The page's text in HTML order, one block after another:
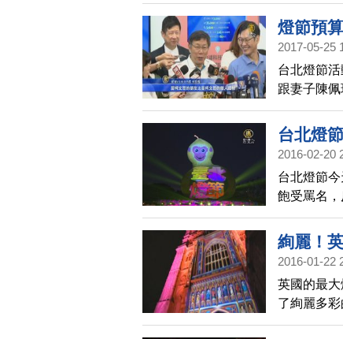
燈節預
2017-05-25
台北燈節
跟妻子陳
台北燈
2016-02-20
台北燈節
飽受罵名
嘲自己醜
絢麗！
2016-01-22
英國的最
了絢麗多
紀婚禮，